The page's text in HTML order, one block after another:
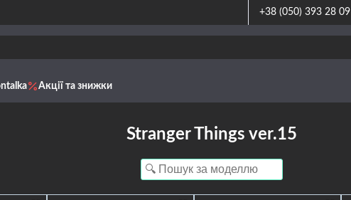
+38 (050) 393 28 09
Акції та знижки
Stranger Things ver.15